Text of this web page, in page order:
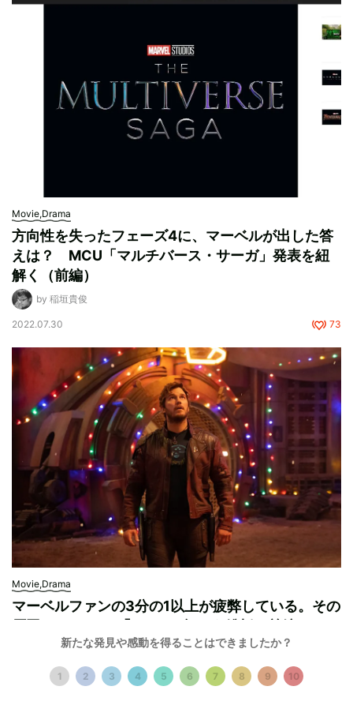
新たな発見や感動を得ることはできましたか？
1 2 3 4 5 6 7 8 9 10
Movie,Drama
方向性を失ったフェーズ4に、マーベルが出した答
えは？ MCU「マルチバース・サーガ」発表を紐
解く（前編）
by 稲垣貴俊
2022.07.30 73
Movie,Drama
マーベルファンの3分の1以上が疲弊している。その
原因は？ MCU「フェーズ4」を総括（前編）
by 稲垣貴俊
2022.12.24